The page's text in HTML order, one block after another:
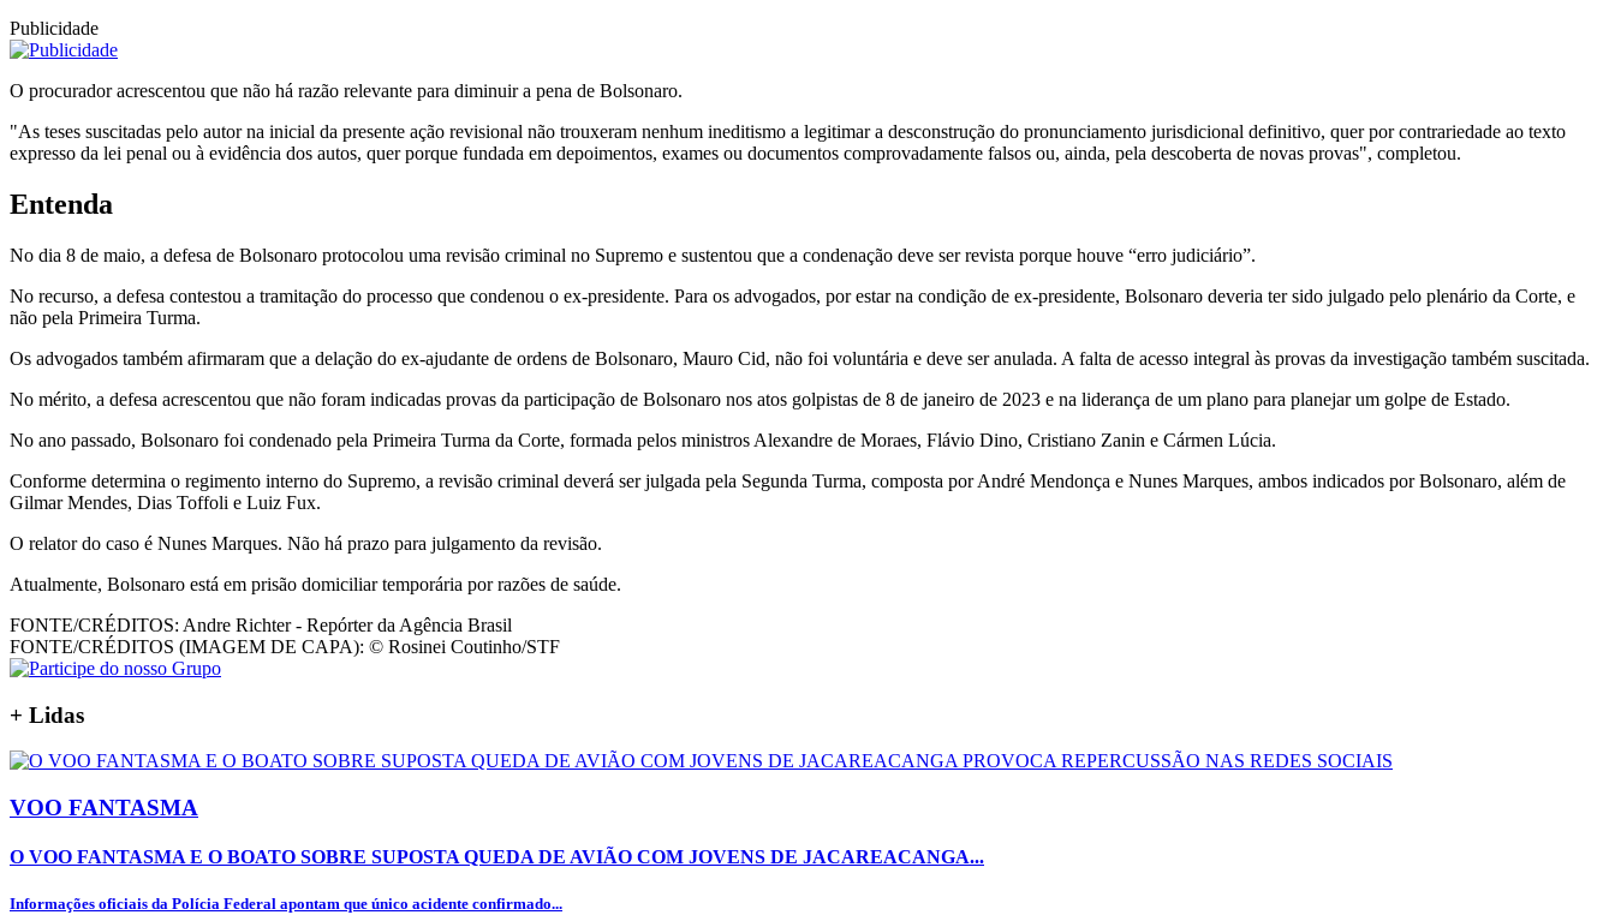
Publicidade
O procurador acrescentou que não há razão relevante para diminuir a pena de Bolsonaro.
"As teses suscitadas pelo autor na inicial da presente ação revisional não trouxeram nenhum ineditismo a legitimar a desconstrução do pronunciamento jurisdicional definitivo, quer por contrariedade ao texto
expresso da lei penal ou à evidência dos autos, quer porque fundada em depoimentos, exames ou documentos comprovadamente falsos ou, ainda, pela descoberta de novas provas", completou.
Entenda
No dia 8 de maio, a defesa de Bolsonaro protocolou uma revisão criminal no Supremo e sustentou que a condenação deve ser revista porque houve “erro judiciário”.
No recurso, a defesa contestou a tramitação do processo que condenou o ex-presidente. Para os advogados, por estar na condição de ex-presidente, Bolsonaro deveria ter sido julgado pelo plenário da Corte, e
não pela Primeira Turma.
Os advogados também afirmaram que a delação do ex-ajudante de ordens de Bolsonaro, Mauro Cid, não foi voluntária e deve ser anulada. A falta de acesso integral às provas da investigação também suscitada.
No mérito, a defesa acrescentou que não foram indicadas provas da participação de Bolsonaro nos atos golpistas de 8 de janeiro de 2023 e na liderança de um plano para planejar um golpe de Estado.
No ano passado, Bolsonaro foi condenado pela Primeira Turma da Corte, formada pelos ministros Alexandre de Moraes, Flávio Dino, Cristiano Zanin e Cármen Lúcia.
Conforme determina o regimento interno do Supremo, a revisão criminal deverá ser julgada pela Segunda Turma, composta por André Mendonça e Nunes Marques, ambos indicados por Bolsonaro, além de
Gilmar Mendes, Dias Toffoli e Luiz Fux.
O relator do caso é Nunes Marques. Não há prazo para julgamento da revisão.
Atualmente, Bolsonaro está em prisão domiciliar temporária por razões de saúde.
FONTE/CRÉDITOS: Andre Richter - Repórter da Agência Brasil
FONTE/CRÉDITOS (IMAGEM DE CAPA): © Rosinei Coutinho/STF
+ Lidas
VOO FANTASMA
O VOO FANTASMA E O BOATO SOBRE SUPOSTA QUEDA DE AVIÃO COM JOVENS DE JACAREACANGA...
Informações oficiais da Polícia Federal apontam que único acidente confirmado...